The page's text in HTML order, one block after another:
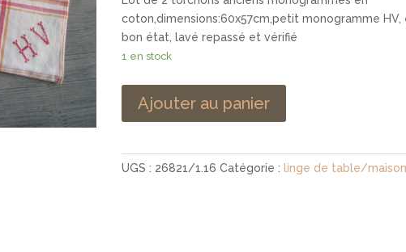
coton,dimensions:60x57cm,petit monogramme HV,
bon état, lavé repassé et vérifié
1 en stock
Ajouter au panier
UGS : 26821/1.16 Catégorie :linge de table/